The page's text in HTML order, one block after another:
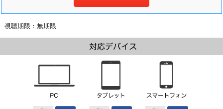
視聴期限：無期限